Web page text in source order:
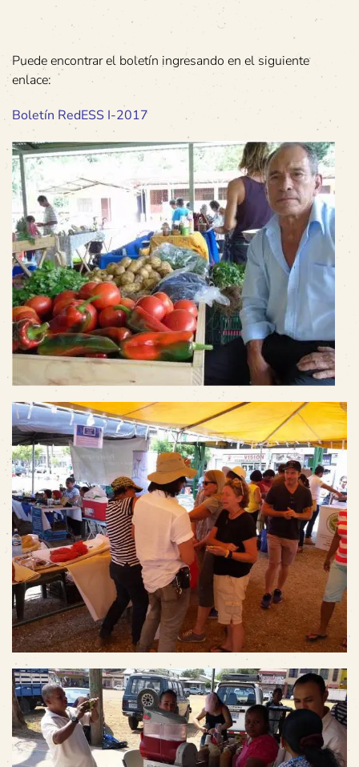
Puede encontrar el boletín ingresando en el siguiente
enlace:
Boletín RedESS I-2017